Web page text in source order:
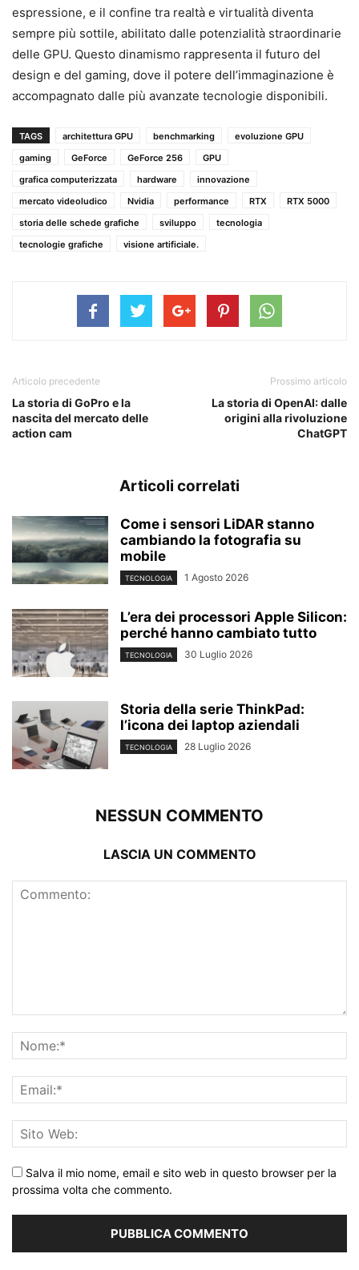
espressione, e il confine tra realtà e virtualità diventa
sempre più sottile, abilitato dalle potenzialità straordinarie
delle GPU. Questo dinamismo rappresenta il futuro del
design e del gaming, dove il potere dell’immaginazione è
accompagnato dalle più avanzate tecnologie disponibili.
TAGS architettura GPU benchmarking
evoluzione GPU
gaming
GeForce GeForce 256
GPU
grafica computerizzata
hardware
innovazione
mercato videoludico
Nvidia performance RTX
RTX 5000
storia delle schede grafiche
sviluppo
tecnologia
tecnologie grafiche
visione artificiale.
Articolo precedente
La storia di GoPro e la
nascita del mercato delle
action cam
Prossimo articolo
La storia di OpenAI: dalle
origini alla rivoluzione
ChatGPT
Articoli correlati
Come i sensori LiDAR stanno
cambiando la fotografia su
mobile
TECNOLOGIA 1 Agosto 2026
L’era dei processori Apple Silicon:
perché hanno cambiato tutto
TECNOLOGIA 30 Luglio 2026
Storia della serie ThinkPad:
l’icona dei laptop aziendali
TECNOLOGIA 28 Luglio 2026
NESSUN COMMENTO
LASCIA UN COMMENTO
Salva il mio nome, email e sito web in questo browser per la
prossima volta che commento.